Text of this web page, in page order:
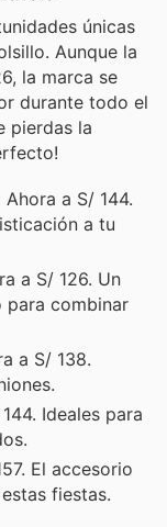
únicas
Aunque la
la marca se
durante todo el
pierdas la
Ahora a S/ 144.
a tu
a S/ 126. Un
para combinar
a S/ 138.
Ideales para
El accesorio
fiestas.